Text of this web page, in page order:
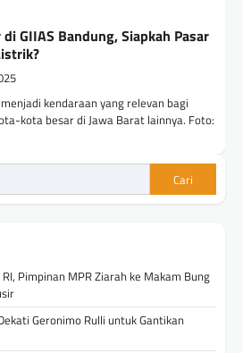
GIIAS Bandung, Siapkah Pasar
kendaraan yang relevan bagi
kota besar di Jawa Barat lainnya. Foto:
Cari
Pimpinan MPR Ziarah ke Makam Bung
Geronimo Rulli untuk Gantikan